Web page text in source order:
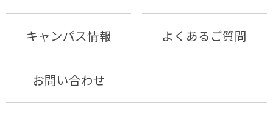
キャンパス情報 よくあるご質問
お問い合わせ